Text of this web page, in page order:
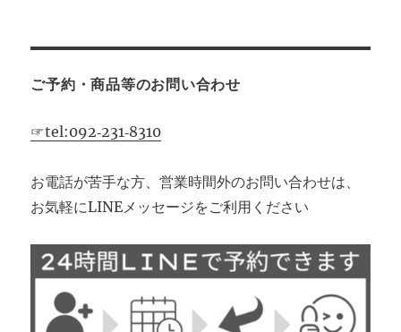
ご予約・商品等のお問い合わせ
☞tel:092‐231‐8310
お電話が苦手な方、営業時間外のお問い合わせは、
お気軽にLINEメッセージをご利用ください